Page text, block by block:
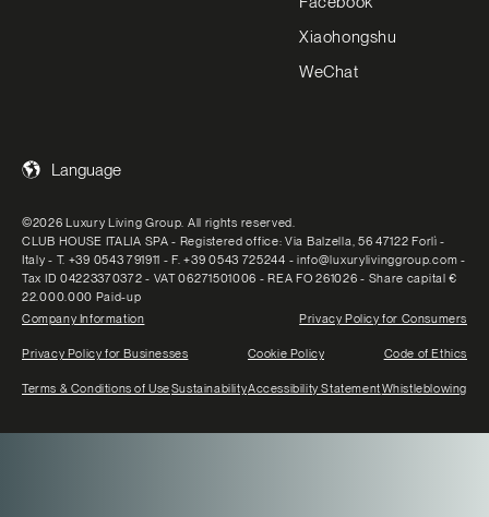
Xiaohongshu
WeChat
Language
©2026 Luxury Living Group. All rights reserved.
CLUB HOUSE ITALIA SPA - Registered office: Via Balzella, 56 47122 Forlì -
Italy - T. +39 0543 791911 - F. +39 0543 725244 - info@luxurylivinggroup.com -
Tax ID 04223370372 - VAT 06271501006 - REA FO 261026 - Share capital €
22.000.000 Paid-up
Company Information
Privacy Policy for Consumers
Privacy Policy for Businesses Cookie Policy Code of Ethics
Terms & Conditions of UseSustainabilityAccessibility StatementWhistleblowing